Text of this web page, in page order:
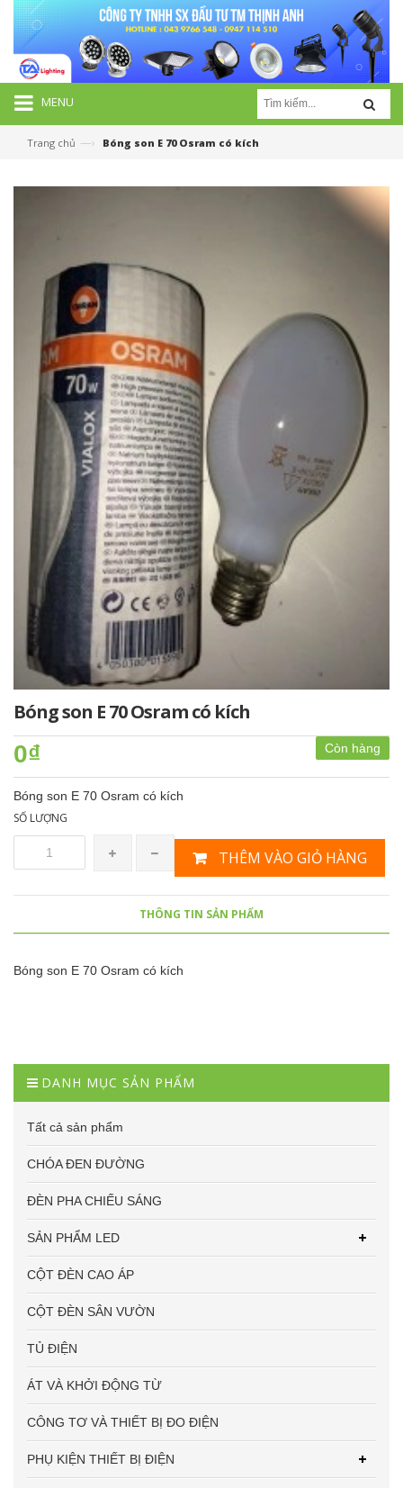
MENU
Trang chủ —› Bóng son E 70 Osram có kích
Bóng son E 70 Osram có kích
Còn hàng
0₫
Bóng son E 70 Osram có kích
SỐ LƯỢNG
THÊM VÀO GIỎ HÀNG
THÔNG TIN SẢN PHẨM
Bóng son E 70 Osram có kích
DANH MỤC SẢN PHẨM
Tất cả sản phẩm
CHÓA ĐEN ĐƯỜNG
ĐÈN PHA CHIẾU SÁNG
SẢN PHẨM LED
CỘT ĐÈN CAO ÁP
CỘT ĐÈN SÂN VƯỜN
TỦ ĐIỆN
ÁT VÀ KHỞI ĐỘNG TỪ
CÔNG TƠ VÀ THIẾT BỊ ĐO ĐIỆN
PHỤ KIỆN THIẾT BỊ ĐIỆN